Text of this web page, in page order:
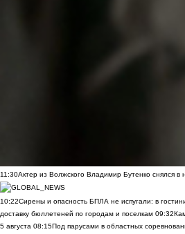
11:30Актер из Волжского Владимир Бутенко снялся
10:22Сирены и опасность БПЛА не испугали: в
доставку бюллетеней по городам и поселкам 09:32
5 августа 08:15Под парусами в областных